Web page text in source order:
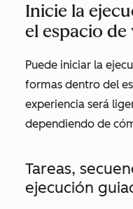
Inicie la
el espacio de
Puede iniciar la
formas dentro del
experiencia será
dependiendo de
Tareas,
ejecución